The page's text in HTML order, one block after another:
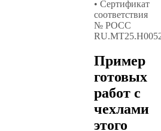
• Сертификат
соответствия
№ РОСС
Пример
готовых
работ с
чехлами
этого